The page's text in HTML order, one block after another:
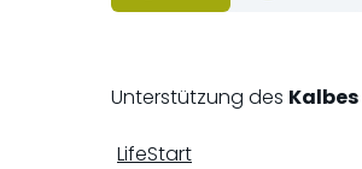
Unterstützung des Kalbes
LifeStart